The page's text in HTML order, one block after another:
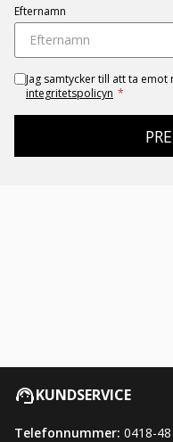
Efternamn
Jag samtycker till att ta
integritetspolicyn *
KUNDSERVICE
Telefonnummer: 0418-